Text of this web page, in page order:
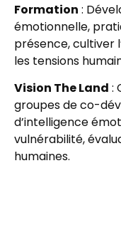
Formation :
émotionnelle,
présence, cultiver
les tensions
Vision The Land :
groupes de co-
d’intelligence
vulnérabilité,
humaines.